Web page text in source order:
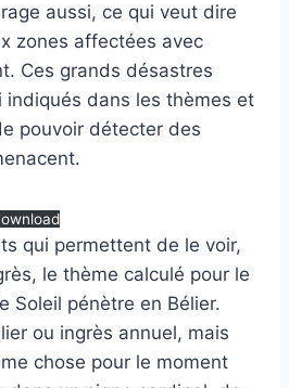
aussi, ce qui veut dire
zones affectées avec
Ces grands désastres
indiqués dans les thèmes et
pouvoir détecter des
qui permettent de le voir,
le thème calculé pour le
Soleil pénètre en Bélier.
ou ingrès annuel, mais
chose pour le moment